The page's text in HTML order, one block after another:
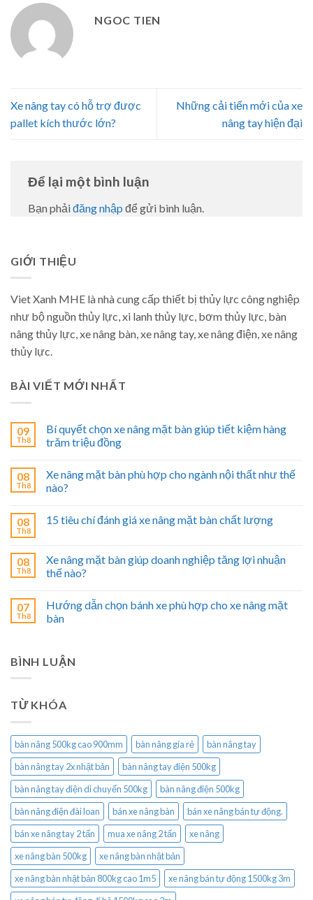
NGOC TIEN
Xe nâng tay có hỗ trợ được
pallet kích thước lớn?
Những cải tiến mới của xe
nâng tay hiện đại
Để lại một bình luận
Bạn phải đăng nhập để gửi bình luận.
GIỚI THIỆU
Viet Xanh MHE là nhà cung cấp thiết bị thủy lực công nghiệp
như bộ nguồn thủy lực, xi lanh thủy lực, bơm thủy lực, bàn
nâng thủy lực, xe nâng bàn, xe nâng tay, xe nâng điện, xe nâng
thủy lực.
BÀI VIẾT MỚI NHẤT
09
Th8
Bí quyết chọn xe nâng mặt bàn giúp tiết kiệm hàng
trăm triệu đồng
08
Th8
Xe nâng mặt bàn phù hợp cho ngành nội thất như thế
nào?
08
Th8
15 tiêu chí đánh giá xe nâng mặt bàn chất lượng
08
Th8
Xe nâng mặt bàn giúp doanh nghiệp tăng lợi nhuận
thế nào?
07
Th8
Hướng dẫn chọn bánh xe phù hợp cho xe nâng mặt
bàn
BÌNH LUẬN
TỪ KHÓA
bàn nâng 500kg cao 900mm bàn nâng gía rẻ
bàn nâng tay
bàn nâng tay 2x nhật bản
bàn nâng tay điện 500kg
bàn nâng tay điện di chuyển 500kg
bàn nâng điện 500kg
bàn nâng điện đài loan
bán xe nâng bàn
bán xe nâng bán tự động.
bán xe nâng tay 2 tấn
mua xe nâng 2 tấn
xe nâng
xe nâng bàn 500kg
xe nâng bàn nhật bản
xe nâng bàn nhật bản 800kg cao 1m5
xe nâng bán tự động 1500kg 3m